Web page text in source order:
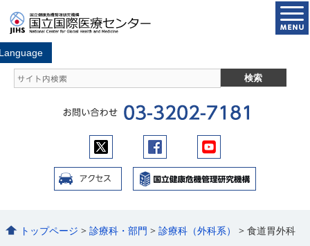
トップページ >診療科・部門 >診療科（外科系） > 食道胃外科